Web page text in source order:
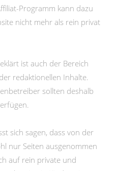
Programm kann dazu
nicht mehr als rein privat
ist auch der Bereich
redaktionellen Inhalte.
sollten deshalb
sich sagen, dass von der
nur Seiten ausgenommen
auf rein private und